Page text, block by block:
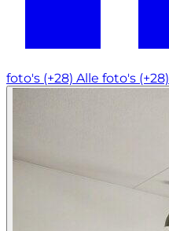
foto's (+28) Alle foto's (+28)